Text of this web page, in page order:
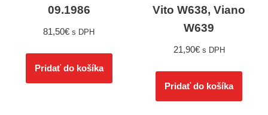
09.1986
81,50€ s DPH
Pridať do košíka
Vito W638, Viano
W639
21,90€ s DPH
Pridať do košíka